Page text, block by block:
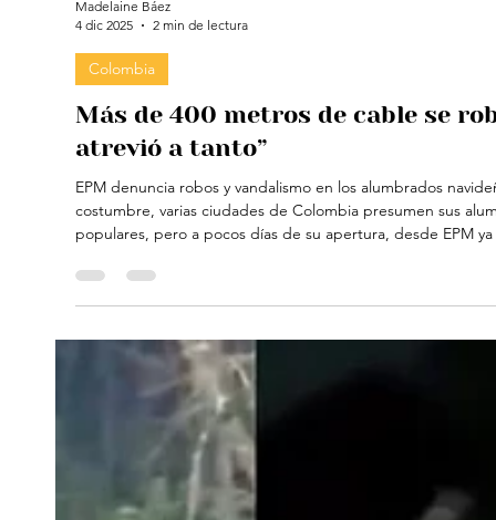
Madelaine Báez
4 dic 2025
2 min de lectura
Colombia
atrevió a tanto”
EPM denuncia robos y vandalismo en los alumbrados
costumbre, varias ciudades de Colombia presumen sus alumbrados de la temporada . Los de Medellín se han convertido en uno de los más